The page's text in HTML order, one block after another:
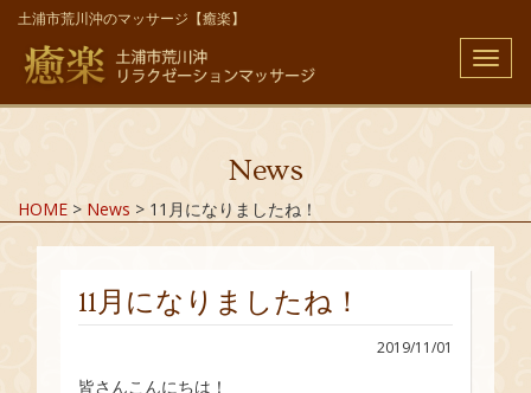
土浦市荒川沖のマッサージ【癒楽】
メ
ニ
ュ
News
HOME > News > 11月になりましたね！
11月になりましたね！
2019/11/01
皆さんこんにちは！